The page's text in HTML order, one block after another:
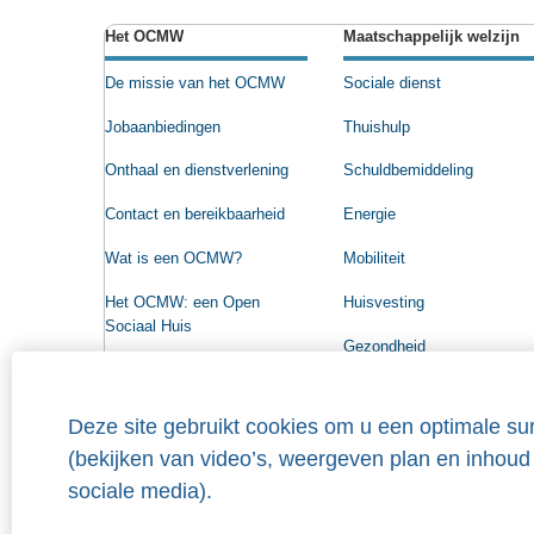
Deze site gebruikt cookies om u een optimale
(bekijken van video’s, weergeven plan en
sociale media).
Het OCMW
De missie van het OCMW
Jobaanbiedingen
Onthaal en dienstverlening
Contact en bereikbaarheid
Wat is een OCMW?
Het OCMW: een Open
Sociaal Huis
Raad voor Maatschappelijk
Welzijn
Organigram
Maatschappelijk welzijn
Sociale dienst
Thuishulp
Schuldbemiddeling
Energie
Mobiliteit
Huisvesting
Gezondheid